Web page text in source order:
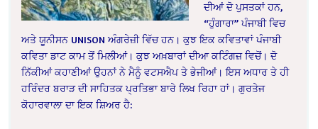
ਦੀਆਂ ਦੋ ਪੁਸਤਕਾਂ ਹਨ,
“ਹੁੰਗਾਰਾ” ਪੰਜਾਬੀ ਵਿਚ
ਅਤੇ ਯੂਨੀਸਨ UNISON ਅੰਗਰੇਜ਼ੀ ਵਿੱਚ ਹਨ। ਕੁਝ ਇਕ ਕਵਿਤਾਵਾਂ ਪੰਜਾਬੀ
ਕਵਿਤਾ ਡਾਟ ਕਾਮ ਤੋਂ ਮਿਲੀਆਂ। ਕੁਝ ਅਖ਼ਬਾਰਾਂ ਦੀਆ ਕਟਿੰਗਜ਼ ਵਿਚੋਂ। ਦੋ
ਨਿੱਕੀਆਂ ਕਹਾਣੀਆਂ ਉਹਨਾਂ ਨੇ ਮੈਨੂੰ ਵਟਸਐਪ ਤੇ ਭੇਜੀਆਂ। ਇਸ ਅਧਾਰ ਤੇ ਹੀ
ਹਰਿੰਦਰ ਬਰਾੜ ਦੀ ਸਾਹਿਤਕ ਪ੍ਰਤਿਭਾ ਬਾਰੇ ਲਿਖ ਰਿਹਾ ਹਾਂ। ਗੁਰਤੇਜ
ਕੋਹਾਰਵਾਲਾ ਦਾ ਇਕ ਸ਼ਿਅਰ ਹੈ: